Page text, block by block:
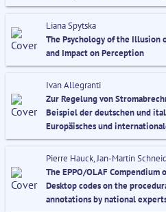
Liana Spytska
The Psychology of the Illusion
and Impact on Perception
Ivan Allegranti
Zur Regelung von
Beispiel der deutschen und
Europäisches und
Pierre Hauck, Jan-Martin
The EPPO/OLAF
Desktop codes on the
annotations by national